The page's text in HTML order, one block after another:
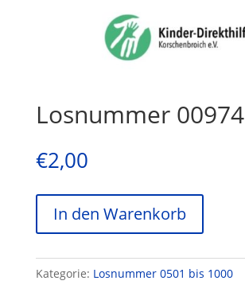
Losnummer 00974
€2,00
In den Warenkorb
Kategorie: Losnummer 0501 bis 1000